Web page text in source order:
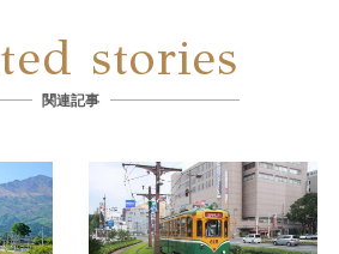
stories
関連記事